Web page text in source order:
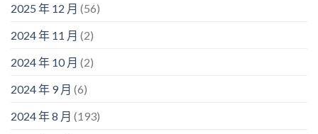
2025 年 12 月 (56)
2024 年 11 月 (2)
2024 年 10 月 (2)
2024 年 9 月 (6)
2024 年 8 月 (193)